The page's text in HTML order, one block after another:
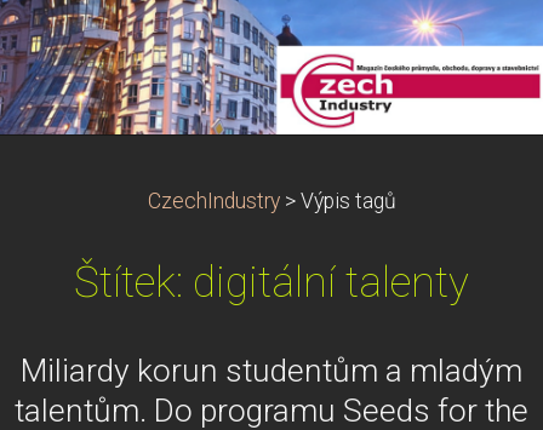
CzechIndustry > Výpis tagů
Štítek: digitální talenty
Miliardy korun studentům a mladým
talentům. Do programu Seeds for the